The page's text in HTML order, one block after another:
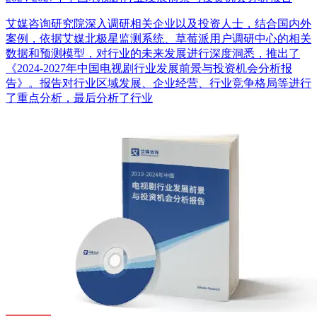
艾媒咨询研究院深入调研相关企业以及投资人士，结合国内外
案例，依据艾媒北极星监测系统、草莓派用户调研中心的相关
数据和预测模型，对行业的未来发展进行深度洞悉，推出了
《2024-2027年中国电视剧行业发展前景与投资机会分析报
告》。报告对行业区域发展、企业经营、行业竞争格局等进行
了重点分析，最后分析了行业